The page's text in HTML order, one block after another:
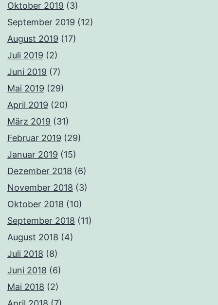
Oktober 2019 (3)
September 2019 (12)
August 2019 (17)
Juli 2019 (2)
Juni 2019 (7)
Mai 2019 (29)
April 2019 (20)
März 2019 (31)
Februar 2019 (29)
Januar 2019 (15)
Dezember 2018 (6)
November 2018 (3)
Oktober 2018 (10)
September 2018 (11)
August 2018 (4)
Juli 2018 (8)
Juni 2018 (6)
Mai 2018 (2)